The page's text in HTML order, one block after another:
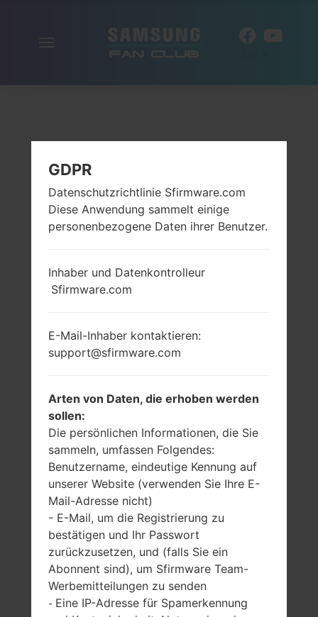
GDPR
Datenschutzrichtlinie Sfirmware.com
Diese Anwendung sammelt einige
personenbezogene Daten ihrer Benutzer.
Inhaber und Datenkontrolleur
Sfirmware.com
E-Mail-Inhaber kontaktieren:
support@sfirmware.com
Arten von Daten, die erhoben werden
sollen:
Die persönlichen Informationen, die Sie
sammeln, umfassen Folgendes:
Benutzername, eindeutige Kennung auf
unserer Website (verwenden Sie Ihre E-
Mail-Adresse nicht)
- E-Mail, um die Registrierung zu
bestätigen und Ihr Passwort
zurückzusetzen, und (falls Sie ein
Abonnent sind), um Sfirmware Team-
Werbemitteilungen zu senden
- Eine IP-Adresse für Spamerkennung